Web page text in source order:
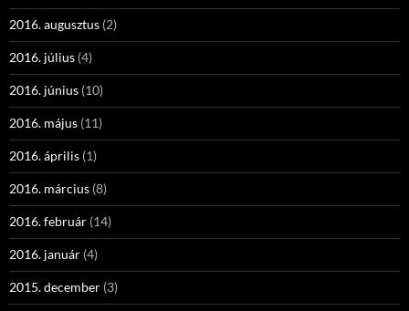
2016. augusztus (2)
2016. július (4)
2016. június (10)
2016. május (11)
2016. április (1)
2016. március (8)
2016. február (14)
2016. január (4)
2015. december (3)